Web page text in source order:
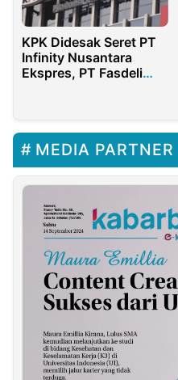
KPK Didesak Seret PT
Infinity Nusantara
Ekspres, PT Fasdeli
MEDIA PARTNER